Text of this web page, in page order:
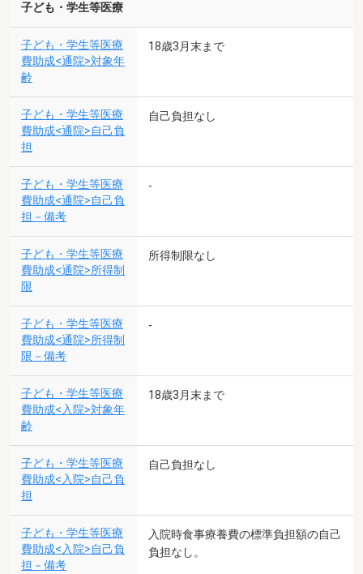
子ども・学生等医療
子ども・学生等医療
費助成<通院>対象年
齢
18歳3月末まで
子ども・学生等医療
費助成<通院>自己負
担
自己負担なし
子ども・学生等医療
費助成<通院>自己負
担－備考
-
子ども・学生等医療
費助成<通院>所得制
限
所得制限なし
子ども・学生等医療
費助成<通院>所得制
限－備考
-
子ども・学生等医療
費助成<入院>対象年
齢
18歳3月末まで
子ども・学生等医療
費助成<入院>自己負
担
自己負担なし
子ども・学生等医療
費助成<入院>自己負
担－備考
入院時食事療養費の標準負担額の自己
負担なし。